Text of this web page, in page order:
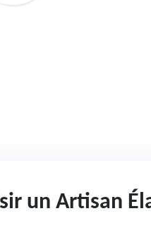
un Artisan